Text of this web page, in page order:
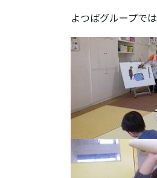
よつばグループで